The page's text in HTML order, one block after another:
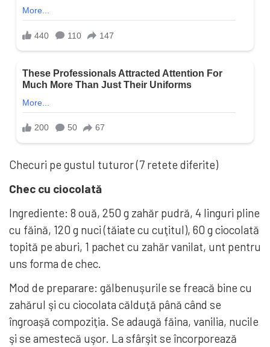
Checuri pe gustul tuturor (7 retete diferite)
Chec cu ciocolată
Ingrediente: 8 ouă, 250 g zahăr pudră, 4 linguri pline
cu făină, 120 g nuci (tăiate cu cuţitul), 60 g ciocolată
topită pe aburi, 1 pachet cu zahăr vanilat, unt pentru
uns forma de chec.
Mod de preparare: gălbenuşurile se freacă bine cu
zahărul şi cu ciocolata călduţă până când se
îngroaşă compoziţia. Se adaugă făina, vanilia, nucile
şi se amestecă uşor. La sfârşit se încorporează